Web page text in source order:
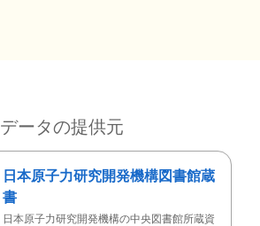
データの提供元
日本原子力研究開発機構図書館蔵
書
日本原子力研究開発機構の中央図書館所蔵資